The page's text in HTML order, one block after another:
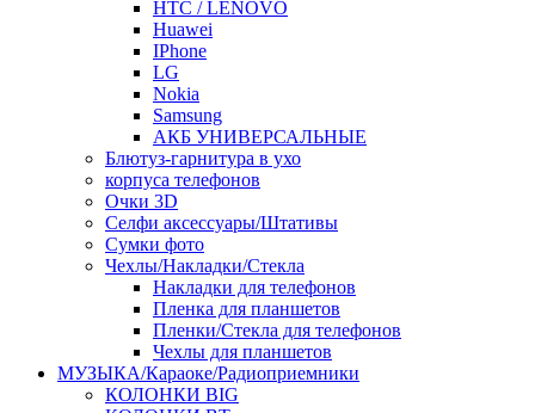
HTC / LENOVO
Huawei
IPhone
LG
Nokia
Samsung
АКБ УНИВЕРСАЛЬНЫЕ
Блютуз-гарнитура в ухо
корпуса телефонов
Очки 3D
Селфи аксессуары/Штативы
Сумки фото
Чехлы/Накладки/Стекла
Накладки для телефонов
Пленка для планшетов
Пленки/Стекла для телефонов
Чехлы для планшетов
МУЗЫКА/Караоке/Радиоприемники
КОЛОНКИ BIG